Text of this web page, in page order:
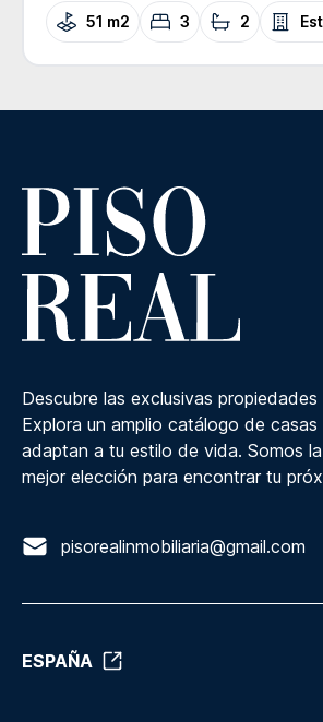
51 m2 3 2
Descubre las exclusivas propiedades
Explora un amplio catálogo de casas
adaptan a tu estilo de vida. Somos la
mejor elección para encontrar tu
pisorealinmobiliaria@gmail.com
ESPAÑA